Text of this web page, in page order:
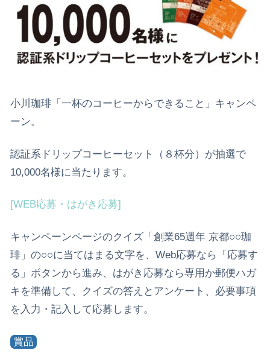
小川珈琲「一杯のコーヒーからできること」キャンペ
ーン。
認証系ドリップコーヒーセット（８杯分）が抽選で
10,000名様に当たります。
[WEB応募・はがき応募]
キャンペーンページのクイズ「創業65週年 京都○○珈
琲」の○○に当てはまる文字を、Web応募なら「応募す
る」ボタンから進み、はがき応募なら専用か郵便ハガ
キを準備して、クイズの答えとアンケート、必要事項
を入力・記入して応募します。
賞品